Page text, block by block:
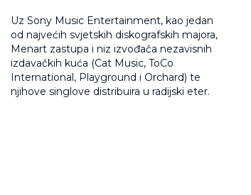
Uz Sony Music Entertainment, kao jedan
od najvećih svjetskih diskografskih majora,
Menart zastupa i niz izvođača nezavisnih
izdavačkih kuća (Cat Music, ToCo
International, Playground i Orchard) te
njihove singlove distribuira u radijski eter.